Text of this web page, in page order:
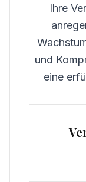
Ihre
und
eine